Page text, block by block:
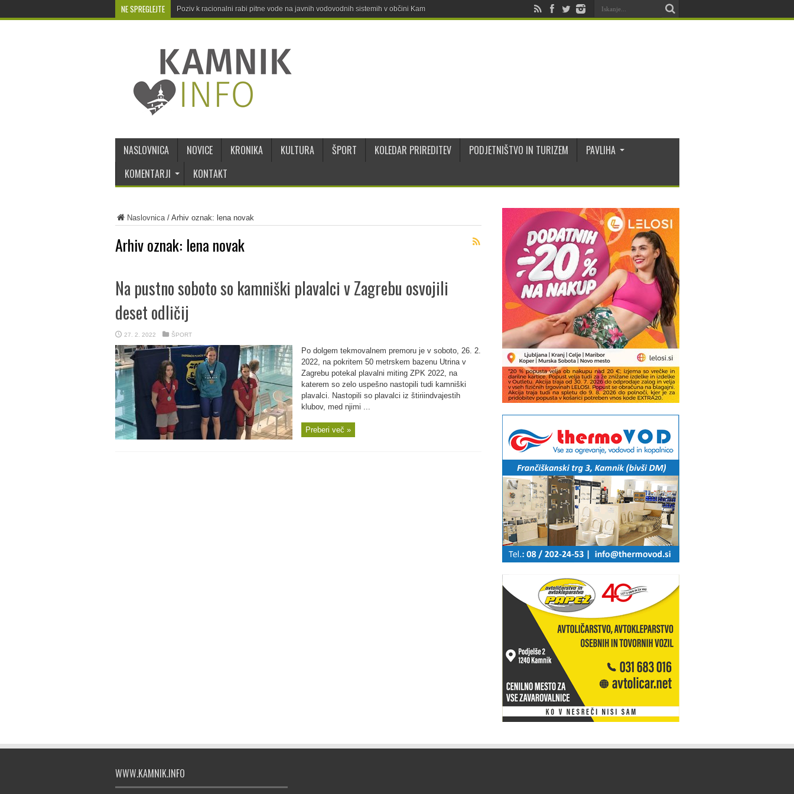
NE SPREGLEJTE Poziv k racionalni rabi pitne vode na javnih vodovodnih sistemih v občini Kamnik
NASLOVNICA NOVICE KRONIKA KULTURA ŠPORT KOLEDAR PRIREDITEV PODJETNIŠTVO IN TURIZEM
PAVLIHA
KOMENTARJI
KONTAKT
Naslovnica/ Arhiv oznak: lena novak
Arhiv oznak: lena novak
Na pustno soboto so kamniški plavalci v Zagrebu osvojili
deset odličij
27. 2. 2022 ŠPORT
Po dolgem tekmovalnem premoru je v soboto, 26. 2.
2022, na pokritem 50 metrskem bazenu Utrina v
Zagrebu potekal plavalni miting ZPK 2022, na
katerem so zelo uspešno nastopili tudi kamniški
plavalci. Nastopili so plavalci iz štiriindvajestih
klubov, med njimi ...
Preberi več »
WWW.KAMNIK.INFO